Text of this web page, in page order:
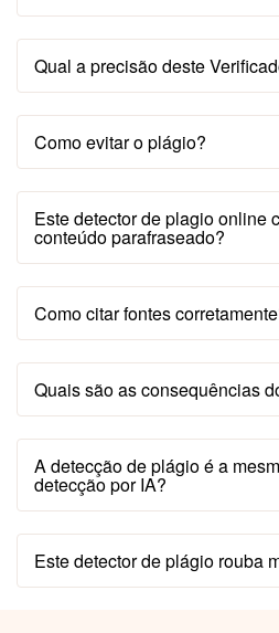
Qual a precisão deste
Como evitar o plágio?
Este detector de plagio online
conteúdo parafraseado?
Como citar fontes
Quais são as consequências
A detecção de plágio é a
detecção por IA?
Este detector de plágio rouba